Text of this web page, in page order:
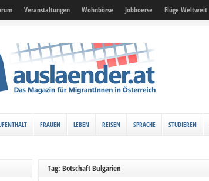
Veranstaltungen Wohnbörse Jobboerse Flüge Weltweit
FRAUEN LEBEN REISEN SPRACHE STUDIEREN
Tag: Botschaft Bulgarien